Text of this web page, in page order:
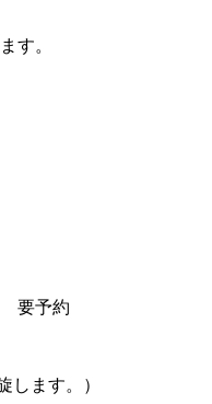
す。
要予約
します。）